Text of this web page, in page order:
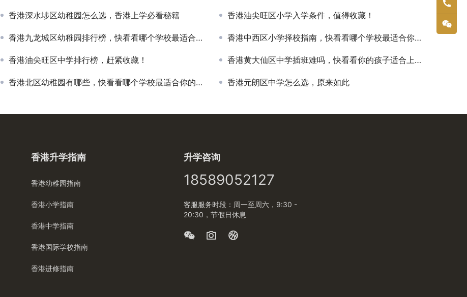
香港深水埗区幼稚园怎么选，香港上学必看秘籍 香港油尖旺区小学入学条件，值得收藏！
香港九龙城区幼稚园排行榜，快看看哪个学校最适合你的孩子 香港中西区小学择校指南，快看看哪个学校最适合你的孩子
香港油尖旺区中学排行榜，赶紧收藏！ 香港黄大仙区中学插班难吗，快看看你的孩子适合上香港的学校吗？
香港北区幼稚园有哪些，快看看哪个学校最适合你的孩子 香港元朗区中学怎么选，原来如此
香港升学指南
香港幼稚园指南
香港小学指南
香港中学指南
香港国际学校指南
香港进修指南
升学咨询
18589052127
客服服务时段：周一至周六，9:30 -
20:30，节假日休息